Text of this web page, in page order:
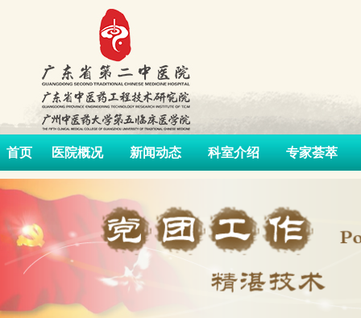
首页 医院概况 新闻动态 科室介绍 专家荟萃